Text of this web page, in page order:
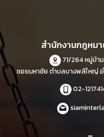
สำนักงานกฎหม
71/264 หมู่บ้า
ซอยมหาชัย ตำบลบางพลีใหญ่
02-